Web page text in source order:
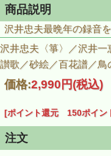
商品説明
沢井忠夫最晩年の録音
沢井忠夫〈箏〉／沢井一
讃歌／砂絵／百花譜／
価格:2,990円(税込)
[ポイント還元 150ポイン
注文